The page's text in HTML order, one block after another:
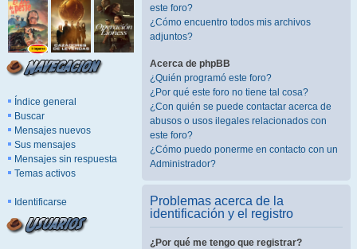
Índice general
Buscar
Mensajes nuevos
Sus mensajes
Mensajes sin respuesta
Temas activos
Identificarse
este foro?
¿Cómo encuentro todos mis archivos
adjuntos?
Acerca de phpBB
¿Quién programó este foro?
¿Por qué este foro no tiene tal cosa?
¿Con quién se puede contactar acerca de
abusos o usos ilegales relacionados con
este foro?
¿Cómo puedo ponerme en contacto con un
Administrador?
Problemas acerca de la
identificación y el registro
¿Por qué me tengo que registrar?